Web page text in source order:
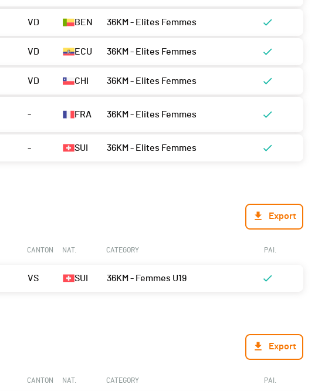
VD BEN 36KM - Elites Femmes
VD ECU 36KM - Elites Femmes
VD CHI 36KM - Elites Femmes
- FRA 36KM - Elites Femmes
- SUI 36KM - Elites Femmes
Export
CANTON NAT. CATEGORY PAI.
VS SUI 36KM - Femmes U19
Export
CANTON NAT. CATEGORY PAI.